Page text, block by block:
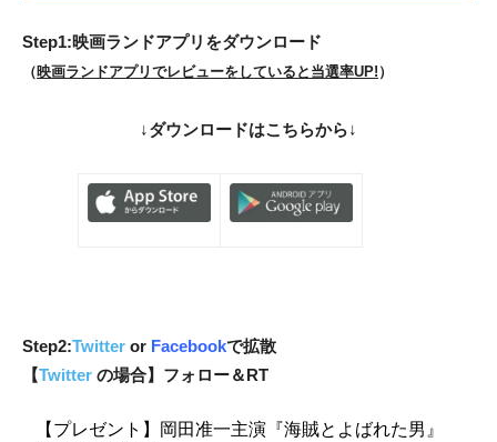
Step1:映画ランドアプリをダウンロード
（映画ランドアプリでレビューをしていると当選率UP! ）
↓ダウンロードはこちらから↓
Step2:Twitter or Facebookで拡散
【Twitter の場合】フォロー＆RT
【プレゼント】岡田准一主演『海賊とよばれた男』